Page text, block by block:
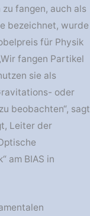
fangen, auch als
bezeichnet, wurde
für Physik
fangen Partikel
sie als
oder
beobachten“, sagt
Leiter der
am BIAS in